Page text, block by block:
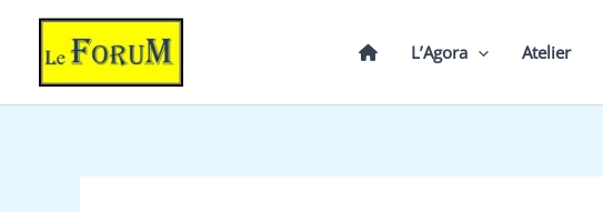
contenu
L’Agora Atelier